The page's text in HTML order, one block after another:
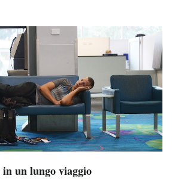
in un lungo viaggio